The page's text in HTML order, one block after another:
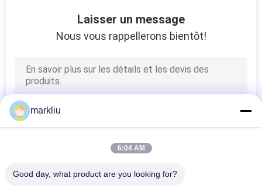
L'autre substrat
ultra-mince
Laisser un message
Nous vous rappellerons bientôt!
markliu
6:04 AM
Good day, what product are you looking for?